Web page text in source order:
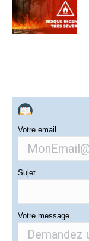
Votre email
Sujet
Votre message